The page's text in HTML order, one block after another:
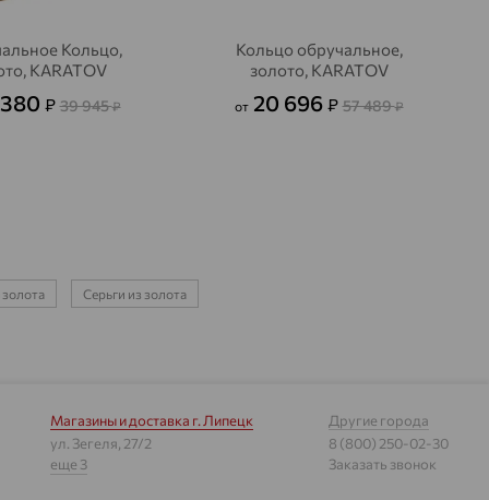
Кольцо,
KARATOV
₽ 39 945₽
Кольцо обручальное,
золото, KARATOV
от 20 696 ₽ 57 489₽
Серьги из золота
Магазины и доставка г. Липецк
ул. Зегеля, 27/2
еще 3
Другие города
8 (800) 250-02-30
Заказать звонок